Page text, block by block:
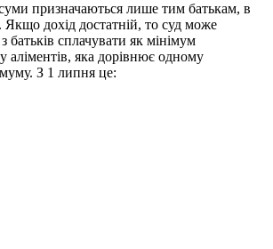
призначаються лише тим батькам, в
Якщо дохід достатній, то суд може
батьків сплачувати як мінімум
аліментів, яка дорівнює одному
З 1 липня це: